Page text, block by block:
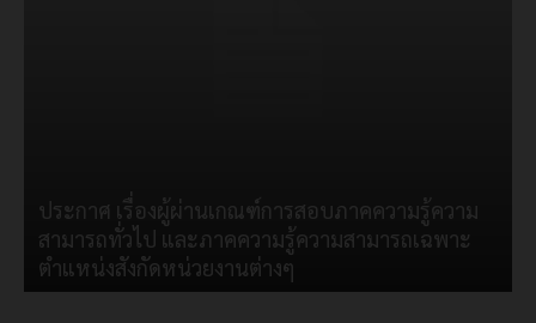
ประกาศ เรื่องผู้ผ่านเกณฑ์การสอบภาคความรู้ความ
สามารถทั่วไป และภาคความรู้ความสามารถเฉพาะ
ตำแหน่งสังกัดหน่วยงานต่างๆ